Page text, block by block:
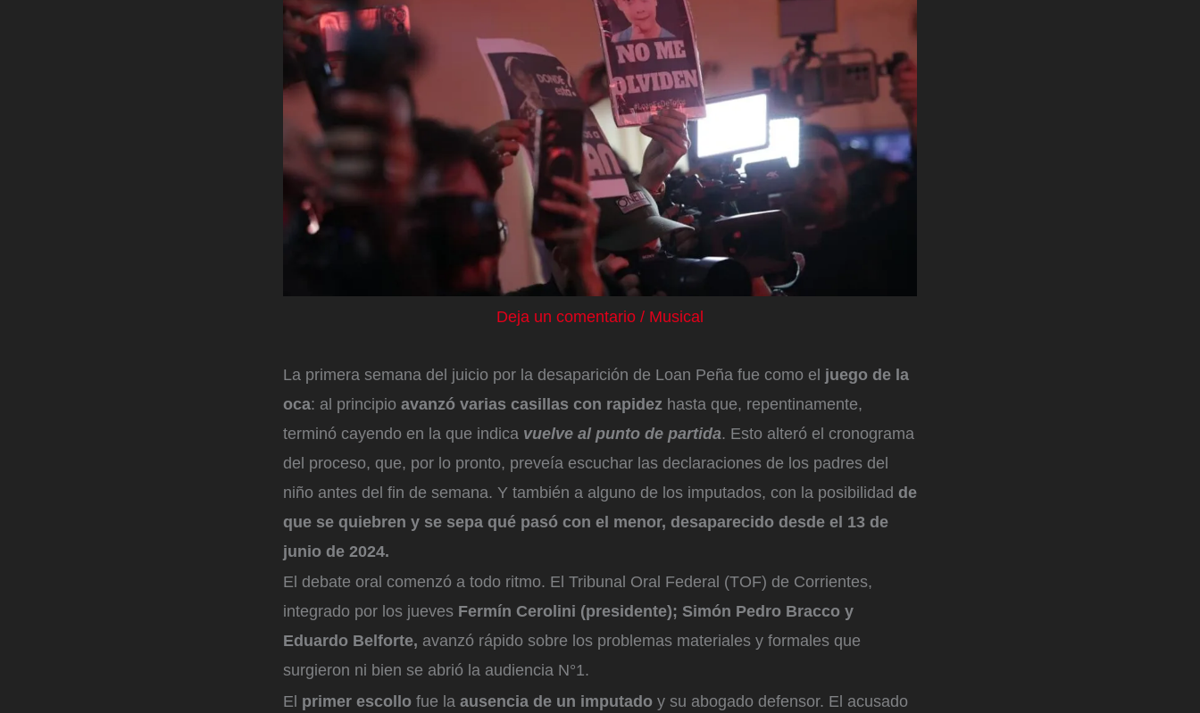
Deja un comentario / Musical
La primera semana del juicio por la desaparición de Loan Peña fue como el juego de la
oca: al principio avanzó varias casillas con rapidez hasta que, repentinamente,
terminó cayendo en la que indica vuelve al punto de partida. Esto alteró el cronograma
del proceso, que, por lo pronto, preveía escuchar las declaraciones de los padres del
niño antes del fin de semana. Y también a alguno de los imputados, con la posibilidad de
que se quiebren y se sepa qué pasó con el menor, desaparecido desde el 13 de
junio de 2024.
El debate oral comenzó a todo ritmo. El Tribunal Oral Federal (TOF) de Corrientes,
integrado por los jueves Fermín Cerolini (presidente); Simón Pedro Bracco y
Eduardo Belforte, avanzó rápido sobre los problemas materiales y formales que
surgieron ni bien se abrió la audiencia N°1.
El primer escollo fue la ausencia de un imputado y su abogado defensor. El acusado